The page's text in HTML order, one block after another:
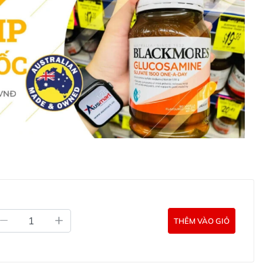
da Rosanna Advanced Recovery Boosts
hồi trắng da Rosanna Advanced Recovery Boosts
hoặc liên hệ với các kênh tư vấn hỗ trợ khách hàng
Úc chính hãng
Pty Ltd (Australia)
0902.571.389
THÊM VÀO GIỎ